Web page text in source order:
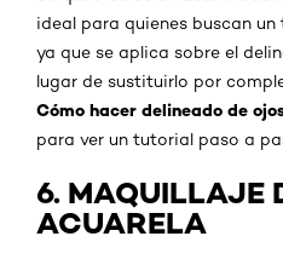
ideal para quienes buscan
ya que se aplica sobre el
lugar de sustituirlo por
Cómo hacer delineado de
para ver un tutorial paso a
6. MAQUILLAJE
ACUARELA